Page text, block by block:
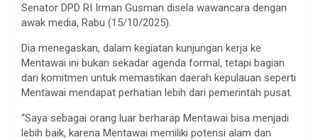
Senator DPD RI Irman Gusman disela wawancara dengan
awak media, Rabu (15/10/2025).
Dia menegaskan, dalam kegiatan kunjungan kerja ke
Mentawai ini bukan sekadar agenda formal, tetapi bagian
dari komitmen untuk memastikan daerah kepulauan seperti
Mentawai mendapat perhatian lebih dari pemerintah pusat.
“Saya sebagai orang luar berharap Mentawai bisa menjadi
lebih baik, karena Mentawai memiliki potensi alam dan